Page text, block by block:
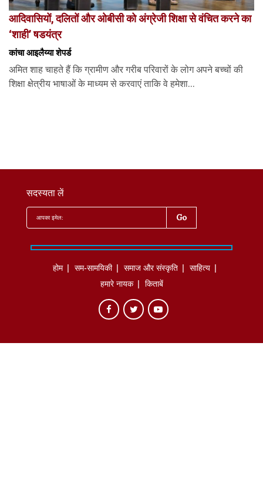
आदिवासियों, दलितों और ओबीसी को अंग्रेजी शिक्षा से वंचित करने का
‘शाही’ षडयंत्र
कांचा आइलैय्या शेपर्ड
अमित शाह चाहते हैं कि ग्रामीण और गरीब परिवारों के लोग अपने बच्चों की
शिक्षा क्षेत्रीय भाषाओं के माध्यम से करवाएं ताकि वे हमेशा...
सदस्यता लें
होम सम-सामयिकी समाज और संस्कृति
साहित्‍य
हमारे नायक
किताबें